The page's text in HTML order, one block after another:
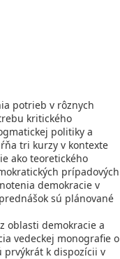
potrieb v rôznych
kritického
politiky a
tri kurzy v kontexte
ako teoretického
prípadových
demokracie v
sú plánované
oblasti demokracie a
vedeckej monografie o
prvýkrát k dispozícii v